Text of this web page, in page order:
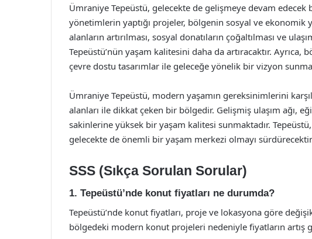
Ümraniye Tepeüstü, gelecekte de gelişmeye devam edecek
yönetimlerin yaptığı projeler, bölgenin sosyal ve ekonomik
alanların artırılması, sosyal donatıların çoğaltılması ve
Tepeüstü’nün yaşam kalitesini daha da artıracaktır.
çevre dostu tasarımlar ile geleceğe yönelik bir vizyon
Ümraniye Tepeüstü, modern yaşamın gereksinimlerini
alanları ile dikkat çeken bir bölgedir. Gelişmiş ulaşım ağı,
sakinlerine yüksek bir yaşam kalitesi sunmaktadır.
gelecekte de önemli bir yaşam merkezi olmayı
SSS (Sıkça Sorulan Sorular)
1. Tepeüstü’nde konut fiyatları ne durumda?
Tepeüstü’nde konut fiyatları, proje ve lokasyona göre
bölgedeki modern konut projeleri nedeniyle fiyatların artış